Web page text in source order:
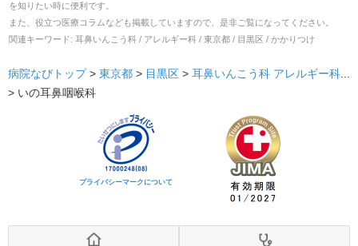
を知りたい時に便利です。
また、役立つ医療コラムなども掲載していますので、是非ご覧になってください。
関連キーワード: 耳鼻いんこう科 / アレルギー科 / 東京都 / 目黒区 / かかりつけ
病院なびトップ > 東京都 > 目黒区 > 耳鼻いんこう科 アレルギー科...
> いの耳鼻咽喉科
プライバシーマークについて